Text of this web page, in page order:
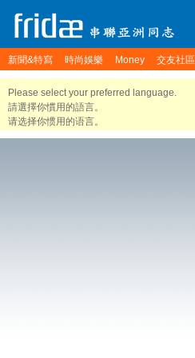
新聞&特寫 時尚娛樂 Money 交友社區
Please select your preferred language.
請選擇你慣用的語言。
请选择你惯用的语言。